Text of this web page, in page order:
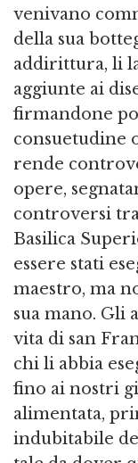
venivano
della sua
addirittura, li
aggiunte ai
firmandone
consuetudine
rende
opere,
controversi
Basilica
essere stati
maestro, ma
sua mano. Gli
vita di san
chi li abbia
fino ai nostri
alimentata,
indubitabile